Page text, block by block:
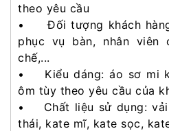
theo yêu cầu
• Đối tượng khách hàng
phục vụ bàn, nhân viên
chế,...
• Kiểu dáng: áo sơ mi
ôm tùy theo yêu cầu của
• Chất liệu sử dụng: vải
thái, kate mĩ, kate sọc,